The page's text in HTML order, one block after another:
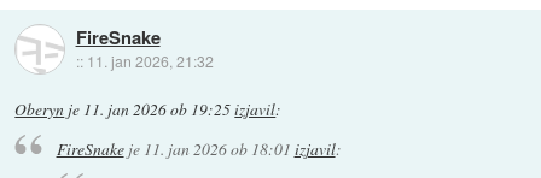
FireSnake
:: 11. jan 2026, 21:32
Oberyn je 11. jan 2026 ob 19:25izjavil:
FireSnakeje 11. jan 2026 ob 18:01 izjavil: